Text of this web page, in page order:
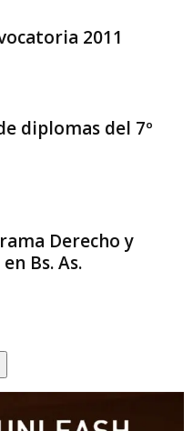
2011
diplomas del 7º
Derecho y
Bs. As.